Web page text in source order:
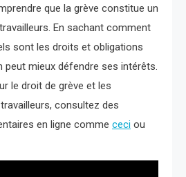
que la grève constitue un
En sachant comment
sont les droits et obligations
peut mieux défendre ses intérêts.
le droit de grève et les
consultez des
en ligne comme ceci ou